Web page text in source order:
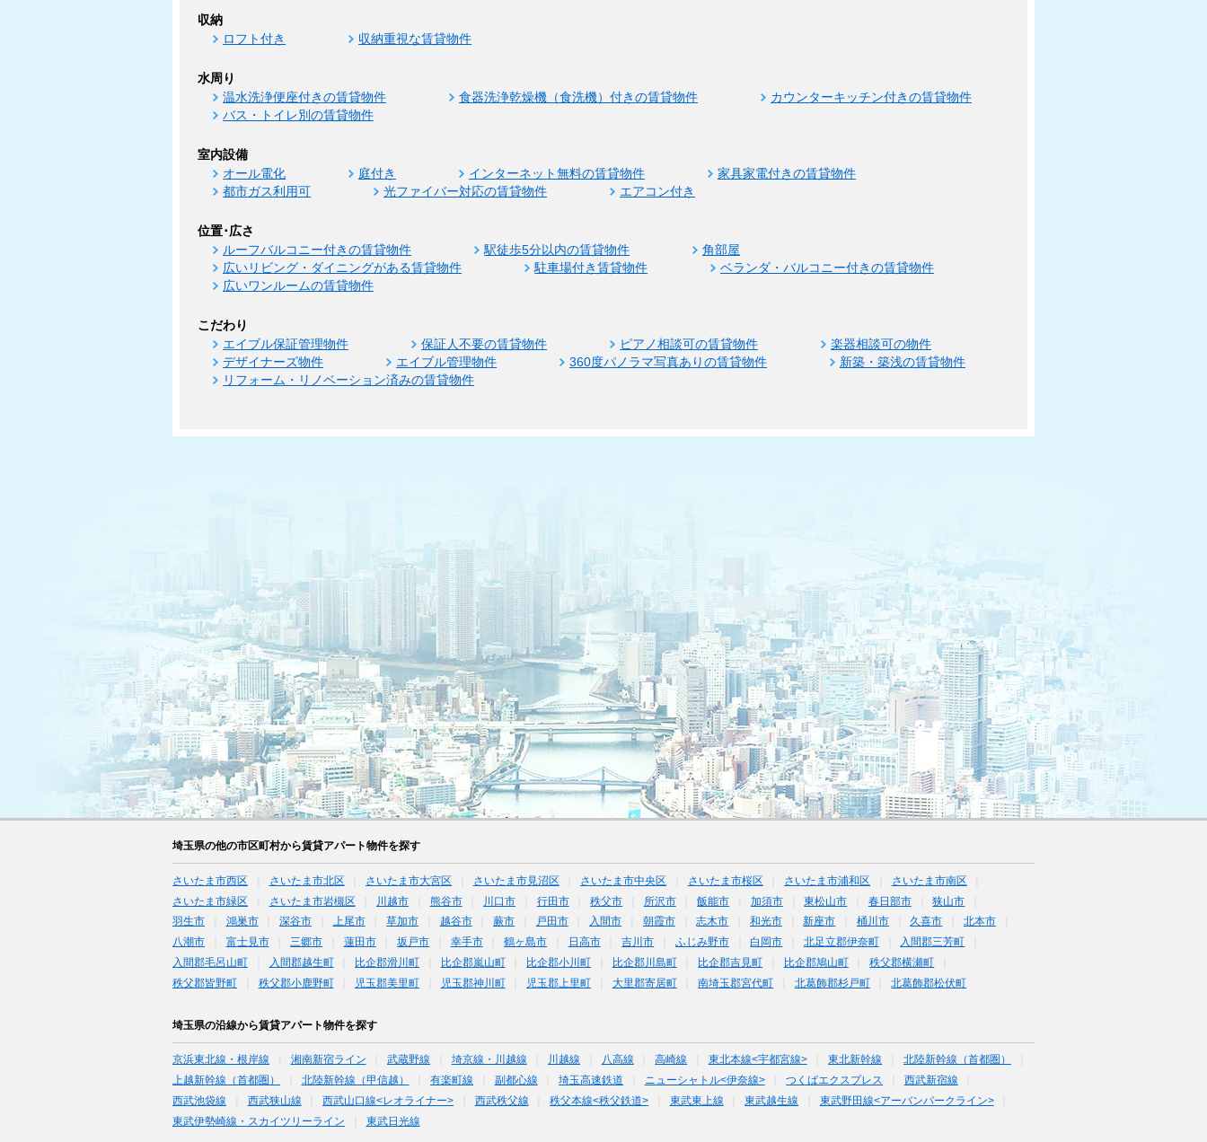
収納
ロフト付き 収納重視な賃貸物件
水周り
温水洗浄便座付きの賃貸物件 食器洗浄乾燥機（食洗機）付きの賃貸物件
カウンターキッチン付きの賃貸物件
バス・トイレ別の賃貸物件
室内設備
オール電化 庭付き インターネット無料の賃貸物件
家具家電付きの賃貸物件
都市ガス利用可
光ファイバー対応の賃貸物件 エアコン付き
位置･広さ
ルーフバルコニー付きの賃貸物件 駅徒歩5分以内の賃貸物件
角部屋
広いリビング・ダイニングがある賃貸物件
駐車場付き賃貸物件
ベランダ・バルコニー付きの賃貸物件
広いワンルームの賃貸物件
こだわり
エイブル保証管理物件 保証人不要の賃貸物件 ピアノ相談可の賃貸物件
楽器相談可の物件
デザイナーズ物件
エイブル管理物件 360度パノラマ写真ありの賃貸物件
新築・築浅の賃貸物件
リフォーム・リノベーション済みの賃貸物件
埼玉県の他の市区町村から賃貸アパート物件を探す
さいたま市西区 さいたま市北区 さいたま市大宮区 さいたま市見沼区 さいたま市中央区 さいたま市桜区 さいたま市浦和区
さいたま市南区
さいたま市緑区
さいたま市岩槻区 川越市 熊谷市 川口市 行田市 秩父市 所沢市 飯能市 加須市 東松山市 春日部市
狭山市
羽生市
鴻巣市 深谷市 上尾市 草加市 越谷市 蕨市 戸田市 入間市 朝霞市 志木市 和光市 新座市 桶川市 久喜市
北本市
八潮市
富士見市 三郷市 蓮田市 坂戸市 幸手市 鶴ヶ島市 日高市 吉川市 ふじみ野市 白岡市 北足立郡伊奈町
入間郡三芳町
入間郡毛呂山町
入間郡越生町 比企郡滑川町 比企郡嵐山町 比企郡小川町 比企郡川島町 比企郡吉見町 比企郡鳩山町
秩父郡横瀬町
秩父郡皆野町
秩父郡小鹿野町 児玉郡美里町 児玉郡神川町 児玉郡上里町 大里郡寄居町 南埼玉郡宮代町 北葛飾郡杉戸町 北葛飾郡松伏町
埼玉県の沿線から賃貸アパート物件を探す
京浜東北線・根岸線 湘南新宿ライン 武蔵野線 埼京線・川越線 川越線 八高線 高崎線 東北本線<宇都宮線> 東北新幹線
北陸新幹線（首都圏）
上越新幹線（首都圏）
北陸新幹線（甲信越） 有楽町線 副都心線 埼玉高速鉄道 ニューシャトル<伊奈線> つくばエクスプレス
西武新宿線
西武池袋線
西武狭山線 西武山口線<レオライナー> 西武秩父線 秩父本線<秩父鉄道> 東武東上線 東武越生線
東武野田線<アーバンパークライン>
東武伊勢崎線・スカイツリーライン
東武日光線